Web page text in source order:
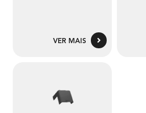
VER MAIS